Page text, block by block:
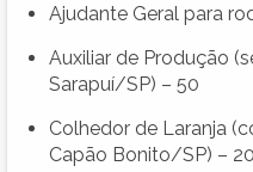
Ajudante Geral para
Auxiliar de Produção
Sarapuí/SP) – 50
Colhedor de Laranja
Capão Bonito/SP) – 20